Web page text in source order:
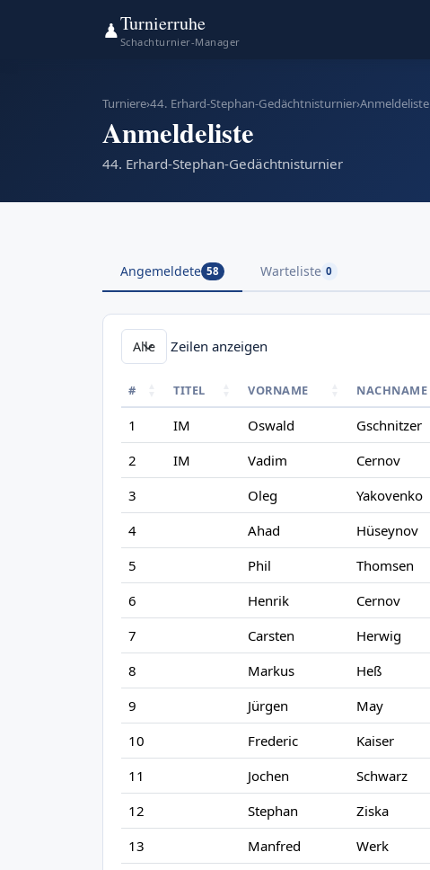
♟Turnierruhe
Schachturnier-Manager
Turniere›44. Erhard-Stephan-Gedächtnisturnier›Anmeldeliste
Anmeldeliste
44. Erhard-Stephan-Gedächtnisturnier
Angemeldete 58 Warteliste 0
Zeilen anzeigen
# TITEL VORNAME NACHNAME
1 IM Oswald Gschnitzer
2
IM Vadim Cernov
3
Oleg Yakovenko
4
Ahad Hüseynov
5
Phil Thomsen
6
Henrik Cernov
7
Carsten Herwig
8
Markus Heß
9
Jürgen May
10
Frederic Kaiser
11
Jochen Schwarz
12
Stephan Ziska
13
Manfred Werk